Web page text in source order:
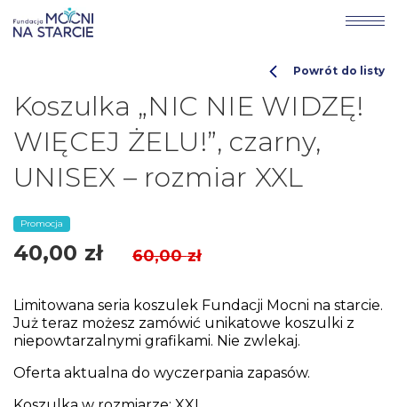
Koszulka „NIC NIE WIDZĘ!
WIĘCEJ ŻELU!”, czarny,
UNISEX – rozmiar XXL
Powrót do listy
Promocja
40,00 zł 60,00zł
Limitowana seria koszulek Fundacji Mocni na starcie.
Już teraz możesz zamówić unikatowe koszulki z
niepowtarzalnymi grafikami. Nie zwlekaj.
Oferta aktualna do wyczerpania zapasów.